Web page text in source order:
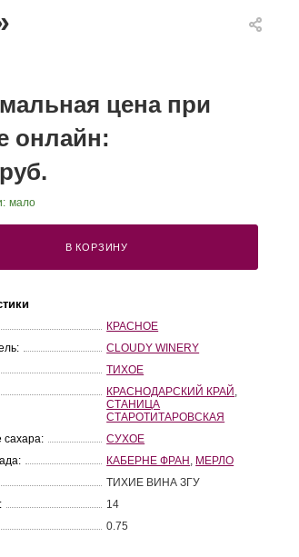
цена при
онлайн:
мало
В КОРЗИНУ
КРАСНОЕ
CLOUDY WINERY
ТИХОЕ
КРАСНОДАРСКИЙ КРАЙ
СТАНИЦА
СТАРОТИТАРОВСКАЯ
СУХОЕ
КАБЕРНЕ ФРАН МЕРЛО
ТИХИЕ ВИНА ЗГУ
14
0.75